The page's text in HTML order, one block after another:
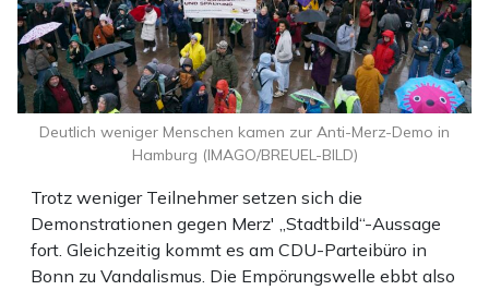
Trotz weniger Teilnehmer setzen sich die
Demonstrationen gegen Merz' „Stadtbild“-Aussage
fort. Gleichzeitig kommt es am CDU-Parteibüro in
Bonn zu Vandalismus. Die Empörungswelle ebbt also
Deutlich weniger Menschen kamen zur Anti-Merz-Demo in
Hamburg (IMAGO/BREUEL-BILD)